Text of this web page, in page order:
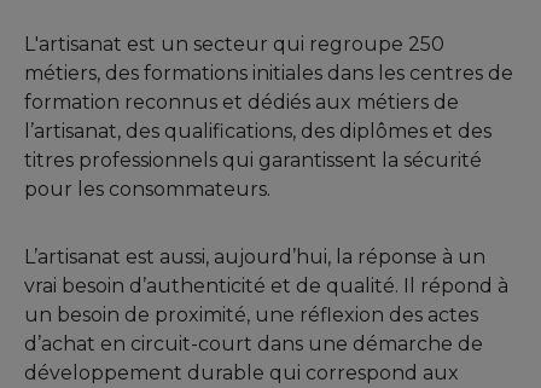
L'artisanat est un secteur qui regroupe 250
métiers, des formations initiales dans les centres de
formation reconnus et dédiés aux métiers de
l’artisanat, des qualifications, des diplômes et des
titres professionnels qui garantissent la sécurité
pour les consommateurs.
L’artisanat est aussi, aujourd’hui, la réponse à un
vrai besoin d’authenticité et de qualité. Il répond à
un besoin de proximité, une réflexion des actes
d’achat en circuit-court dans une démarche de
développement durable qui correspond aux